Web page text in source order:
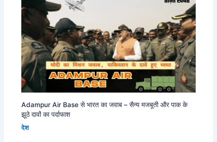
Adampur Air Base से भारत का जवाब – सैन्य मजबूती और पाक के
झूठे दावों का पर्दाफाश
देश